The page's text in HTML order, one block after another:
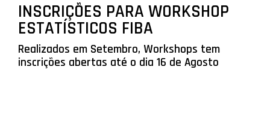
INSCRIÇÕES PARA WORKSHOP
ESTATÍSTICOS FIBA
Realizados em Setembro, Workshops tem
inscrições abertas até o dia 16 de Agosto